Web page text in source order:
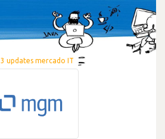
3 updates mercado IT